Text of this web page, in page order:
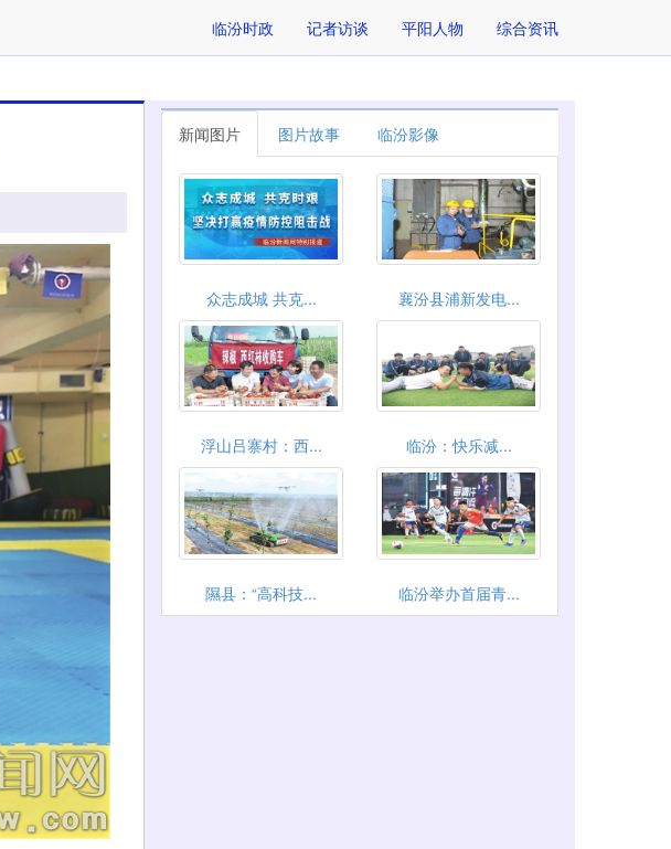
临汾时政 记者访谈 平阳人物 综合资讯
新闻图片 图片故事 临汾影像
众志成城 共克... 襄汾县浦新发电...
浮山吕寨村：西... 临汾：快乐减...
隰县：“高科技... 临汾举办首届青...